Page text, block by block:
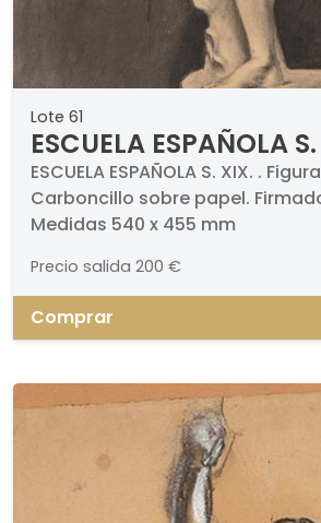
Lote 61
ESCUELA ESPAÑOLA
Figura clásica
ESCUELA ESPAÑOLA S. XIX. .
Carboncillo sobre papel.
Medidas 540 x 455 mm
Precio salida 200 €
Comprar